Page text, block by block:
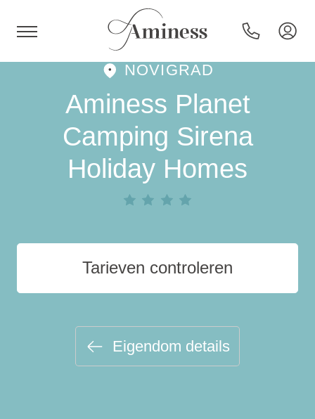
HR
Hotels en resorts
Bestemmingen
Vakantietypes
NOVIGRAD
Aminess Planet
Camping Sirena
Holiday Homes
Tarieven controleren
Eigendom details